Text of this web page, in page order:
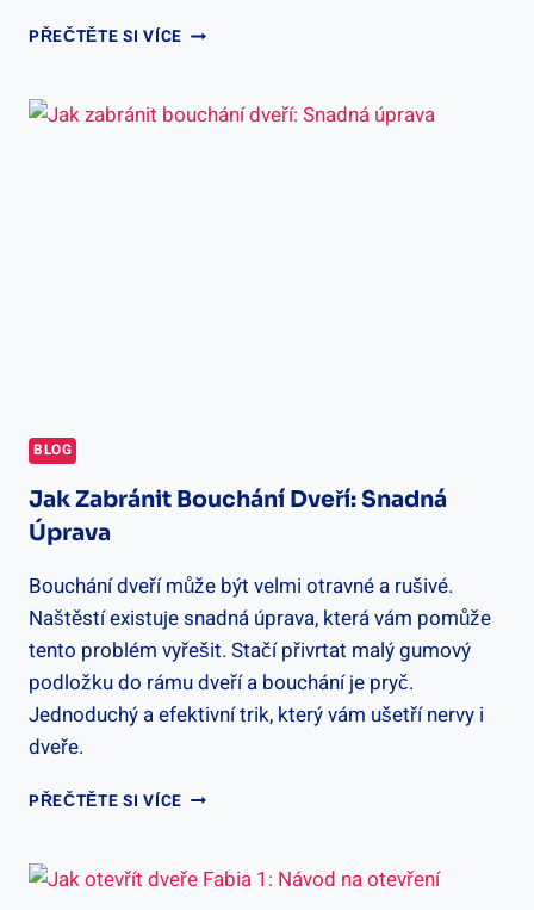
PŘEČTĚTE SI VÍCEJAK
–
RŮZNÉ
BLOG
Jak Zabránit Bouchání Dveří: Snadná
Úprava
Bouchání dveří může být velmi otravné a rušivé.
Naštěstí existuje snadná úprava, která vám pomůže
tento problém vyřešit. Stačí přivrtat malý gumový
podložku do rámu dveří a bouchání je pryč.
Jednoduchý a efektivní trik, který vám ušetří nervy i
dveře.
PŘEČTĚTE SI VÍCEJAK
DVEŘÍ:
SNADNÁ